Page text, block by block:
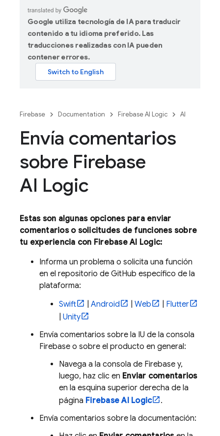
Google utiliza tecnología de IA para traducir
contenido a tu idioma preferido. Las
traducciones realizadas con IA pueden
contener errores.
Firebase Documentation Firebase AI Logic AI
Envía comentarios
sobre Firebase
AI Logic
Estas son algunas opciones para enviar
comentarios o solicitudes de funciones sobre
tu experiencia con Firebase AI Logic:
Informa un problema o solicita una función
en el repositorio de GitHub específico de la
plataforma:
Swift
Android Web
Flutter
Unity
Envía comentarios sobre la IU de la consola
Firebase o sobre el producto en general:
Navega a la consola de Firebase y,
luego, haz clic en Enviar comentarios
en la esquina superior derecha de la
página Firebase AI Logic
.
Envía comentarios sobre la documentación: